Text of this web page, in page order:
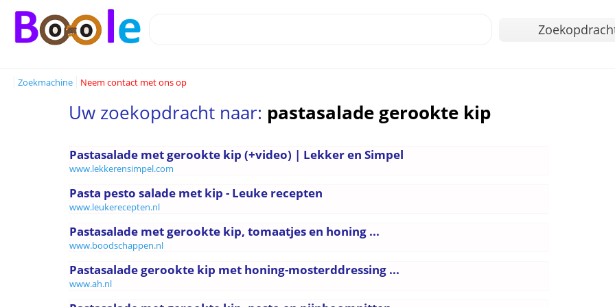
Zoekmachine Neem contact met ons op
Uw zoekopdracht naar: pastasalade gerookte kip
Pastasalade met gerookte kip (+video) | Lekker en Simpel
www.lekkerensimpel.com
Pasta pesto salade met kip - Leuke recepten
www.leukerecepten.nl
Pastasalade met gerookte kip, tomaatjes en honing ...
www.boodschappen.nl
Pastasalade gerookte kip met honing-mosterddressing ...
www.ah.nl